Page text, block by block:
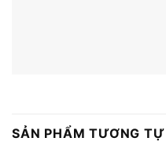
SẢN PHẨM TƯƠNG TỰ